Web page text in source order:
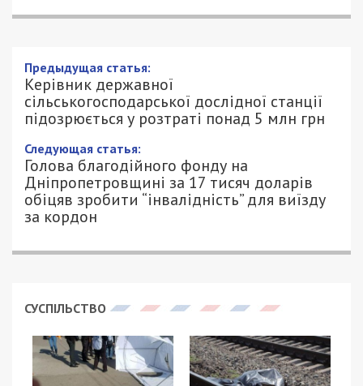
Керівник державної
сільськогосподарської дослідної
станції підозрюється у розтраті понад
5 млн грн
3/08/2025 - 14:02
ПЕТРО ЩУКІН - СПЕЦИАЛЬНО ДЛЯ
49000.COM.UA
688